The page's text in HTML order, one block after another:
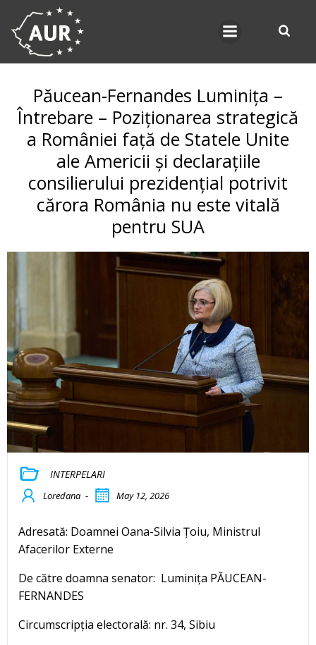
Păucean-Fernandes Luminița –
Întrebare – Poziționarea strategică
a României față de Statele Unite
ale Americii și declarațiile
consilierului prezidențial potrivit
cărora România nu este vitală
pentru SUA
INTERPELARI
Loredana - May 12, 2026
Adresată: Doamnei Oana-Silvia Țoiu, Ministrul
Afacerilor Externe
De către doamna senator: Luminița PĂUCEAN-
FERNANDES
Circumscripția electorală: nr. 34, Sibiu